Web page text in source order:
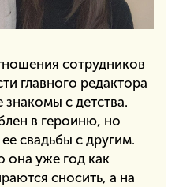
сотрудников
главного редактора
знакомы с детства.
в героиню, но
свадьбы с другим.
она уже год как
сносить, а на